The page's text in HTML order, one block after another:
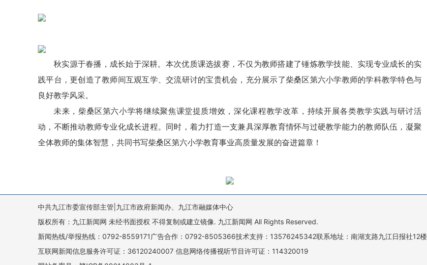
秋实源于春播，成长始于深耕。本次优质课选拔赛，不仅为教师搭建了锤炼教学技能、实现专业成长的实
践平台，更创造了教师间互观互学、交流研讨的宝贵机会，充分展示了柴桑区第六小学教师的学科教学特色与
良好教学风采。
未来，柴桑区第六小学将继续聚焦课堂提质增效，深化课程教学改革，持续开展各类教学实践与研讨活
动，不断推动教师专业化成长进程。同时，着力打造一支兼具深厚教育情怀与过硬教学能力的教师队伍，凝聚
全体教师的集体智慧，共同书写柴桑区第六小学教育事业高质量发展的奋进篇章！
中共九江市委宣传部主管|九江市政府新闻办、九江市融媒体中心
版权所有：九江新闻网 未经书面授权 不得复制或建立镜像. 九江新闻网 All Rights Reserved.
新闻热线/举报热线：0792-8559171广告合作：0792-8505366技术支持：13576245342联系地址：南湖支路九江日报社12楼
互联网新闻信息服务许可证：36120240007 信息网络传播视听节目许可证：114320019